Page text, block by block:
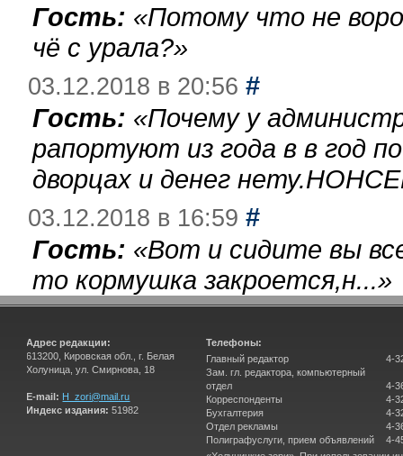
Гость: «Потому что не
чё с урала?»
03.12.2018 в 20:56 #
Гость: «Почему у
рапортуют из года в в год
дворцах и денег
03.12.2018 в 16:59 #
Гость: «Вот и сидите вы
то кормушка закроется,н...»
Адрес редакции:
613200, Кировская обл., г. Белая
Холуница, ул. Смирнова, 18
E-mail: H_zori@mail.ru
Индекс издания: 51982
Телефоны:
Главный редактор
Зам. гл. редактора, компьютерный
отдел
Корреспонденты
Бухгалтерия
Отдел рекламы
Полиграфуслуги, прием объявлений
4-
4-
4-
4-
4-
4-